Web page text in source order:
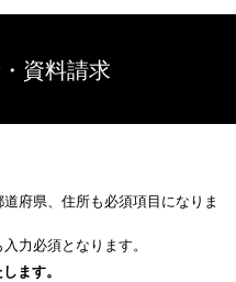
資料請求
府県、住所も必須項目になりま
力必須となります。
ます。